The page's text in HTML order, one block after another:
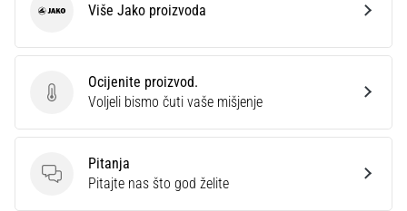
Ocijenite proizvod.
Ocijenite proizvod.
Voljeli bismo čuti vaše mišjenje
Pitanja
Pitanja
Pitajte nas što god želite
Jako Više Jako proizvoda